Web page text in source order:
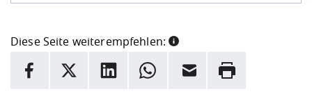
Diese Seite weiterempfehlen:
INFORMATION
Facebook
X LinkedInWhatsappE-Mail Drucken